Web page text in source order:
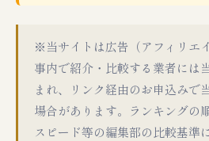
※当サイトは広告（アフィリエ
事内で紹介・比較する業者には
まれ、リンク経由のお申込みで
場合があります。ランキングの
スピード等の編集部の比較基準